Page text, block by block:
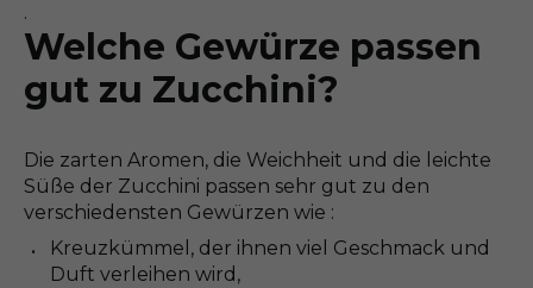
.
Welche Gewürze passen
gut zu Zucchini?
Die zarten Aromen, die Weichheit und die leichte
Süße der Zucchini passen sehr gut zu den
verschiedensten Gewürzen wie :
Kreuzkümmel, der ihnen viel Geschmack und
Duft verleihen wird,